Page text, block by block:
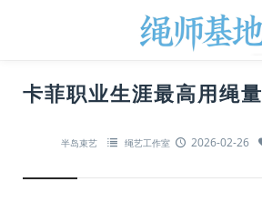
卡菲职业生涯最高用绳量
半岛束艺 绳艺工作室 2026-02-26